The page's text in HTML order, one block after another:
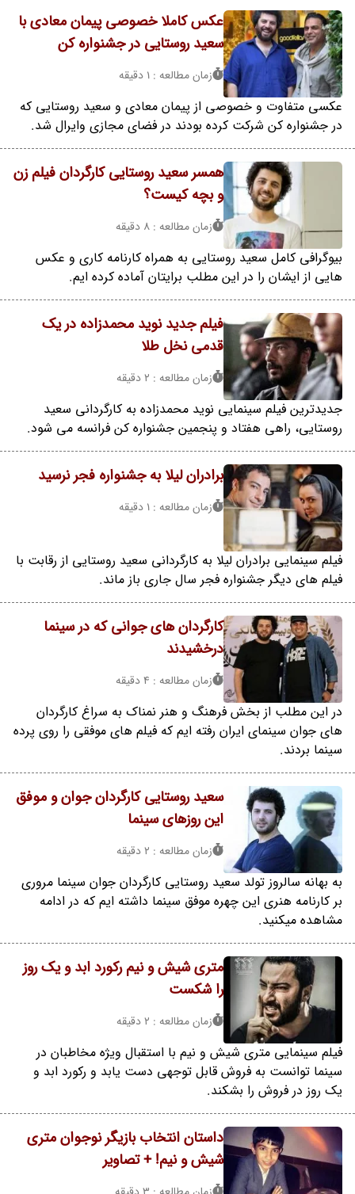
عکس کاملا خصوصی پیمان معادی با
سعید روستایی در جشنواره کن
زمان مطالعه : 1 دقیقه
عکسی متفاوت و خصوصی از پیمان معادی و سعید روستایی که
در جشنواره کن شرکت کرده بودند در فضای مجازی وایرال شد.
همسر سعید روستایی کارگردان فیلم زن
و بچه کیست؟
زمان مطالعه : 8 دقیقه
بیوگرافی کامل سعید روستایی به همراه کارنامه کاری و عکس
هایی از ایشان را در این مطلب برایتان آماده کرده ایم.
فیلم جدید نوید محمدزاده در یک
قدمی نخل طلا
زمان مطالعه : 2 دقیقه
جدیدترین فیلم سینمایی نوید محمدزاده به کارگردانی سعید
روستایی، راهی هفتاد و پنجمین جشنواره کن فرانسه می شود.
برادران لیلا به جشنواره فجر نرسید
زمان مطالعه : 1 دقیقه
فیلم سینمایی برادران لیلا به کارگردانی سعید روستایی از رقابت با
فیلم های دیگر جشنواره فجر سال جاری باز ماند.
کارگردان های جوانی که در سینما
درخشیدند
زمان مطالعه : 4 دقیقه
در این مطلب از بخش فرهنگ و هنر نمناک به سراغ کارگردان
های جوان سینمای ایران رفته ایم که فیلم های موفقی را روی پرده
سینما بردند.
سعید روستایی کارگردان جوان و موفق
این روزهای سینما
زمان مطالعه : 2 دقیقه
به بهانه سالروز تولد سعید روستایی کارگردان جوان سینما مروری
بر کارنامه هنری این چهره موفق سینما داشته ایم که در ادامه
مشاهده میکنید.
متری شیش و نیم رکورد ابد و یک روز
را شکست
زمان مطالعه : 2 دقیقه
فیلم سینمایی متری شیش و نیم با استقبال ویژه مخاطبان در
سینما توانست به فروش قابل توجهی دست یابد و رکورد ابد و
یک روز در فروش را بشکند.
داستان انتخاب بازیگر نوجوان متری
شیش و نیم! + تصاویر